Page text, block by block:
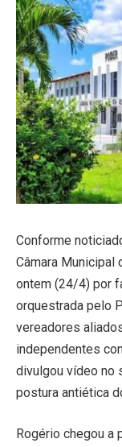
Conforme
Câmara Municipal
ontem (24/4) por
orquestrada pelo
vereadores
independentes
divulgou vídeo no
postura antiética
Rogério chegou a